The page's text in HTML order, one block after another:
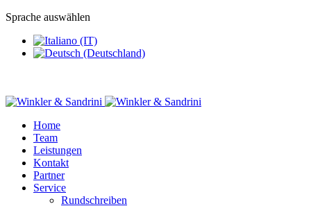
Sprache auswählen
Home
Team
Leistungen
Kontakt
Partner
Service
Rundschreiben